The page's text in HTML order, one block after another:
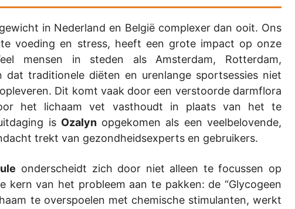
in Nederland en België complexer dan ooit. Ons
voeding en stress, heeft een grote impact op onze
mensen in steden als Amsterdam, Rotterdam,
dat traditionele diëten en urenlange sportsessies niet
Dit komt vaak door een verstoorde darmflora
het lichaam vet vasthoudt in plaats van het te
is Ozalynopgekomen als een veelbelovende,
trekt van gezondheidsexperts en gebruikers.
onderscheidt zich door niet alleen te focussen op
kern van het probleem aan te pakken: de “Glycogeen
te overspoelen met chemische stimulanten, werkt